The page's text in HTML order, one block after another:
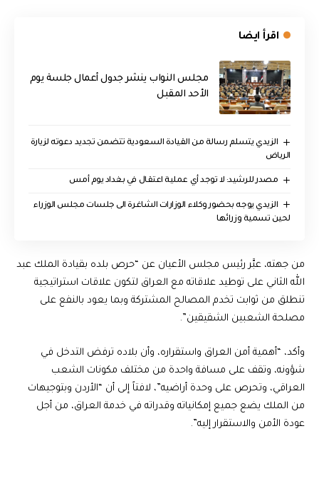
اقرأ ايضا
مجلس النواب ينشر جدول أعمال جلسة يوم
الأحد المقبل
الزيدي يتسلم رسالة من القيادة السعودية تتضمن تجديد دعوته لزيارة
الرياض
مصدر للرشيد: لا توجد أي عملية اعتقال في بغداد يوم أمس
الزيدي يوجه بحضور وكلاء الوزارات الشاغرة الى جلسات مجلس الوزراء
لحين تسمية وزرائها
من جهته، عبَّر رئيس مجلس الأعيان عن “حرص بلده بقيادة الملك عبد
الله الثاني على توطيد علاقاته مع العراق لتكون علاقات استراتيجية
تنطلق من ثوابت تخدم المصالح المشتركة وبما يعود بالنفع على
مصلحة الشعبين الشقيقين”.
وأكد، “أهمية أمن العراق واستقراره، وأن بلاده ترفض التدخل في
شؤونه، وتقف على مسافة واحدة من مختلف مكونات الشعب
العراقي، وتحرص على وحدة أراضيه”، لافتاً إلى أن “الأردن وبتوجيهات
من الملك يضع جميع إمكانياته وقدراته في خدمة العراق، من أجل
عودة الأمن والاستقرار إليه”.